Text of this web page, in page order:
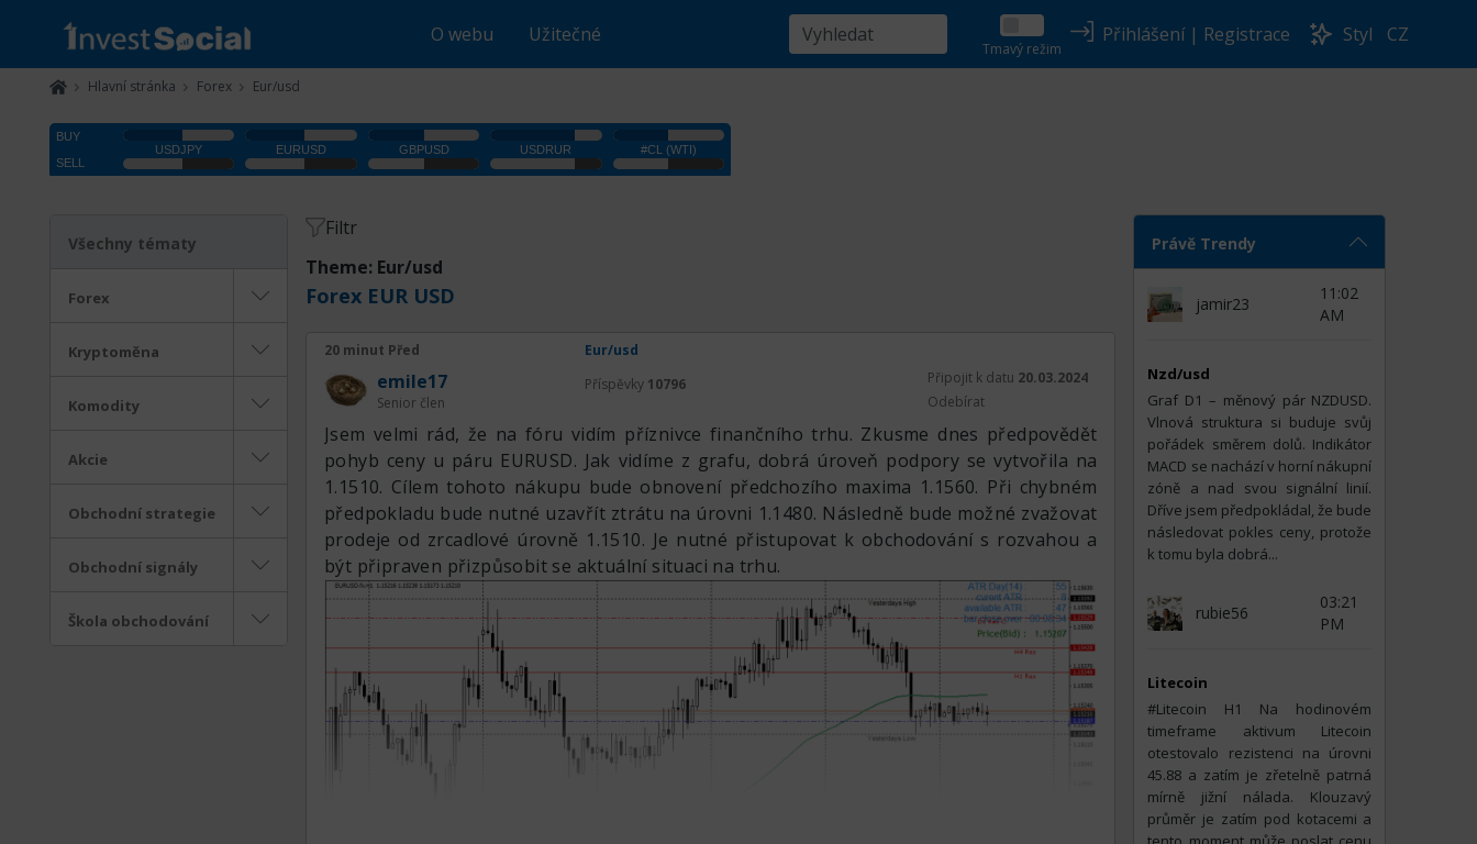
O webu Užitečné
Tmavý režim
Přihlášení| Registrace Styl CZ
Hlavní stránka Forex Eur/usd
Všechny tématy
Forex
Kryptoměna
Komodity
Akcie
Obchodní strategie
Obchodní signály
Škola obchodování
Filtr
Theme: Eur/usd
Forex EUR USD
20 minut Před Eur/usd
emile17
Senior člen
Příspěvky 10796 Připojit k datu 20.03.2024
Odebírat
Jsem velmi rád, že na fóru vidím příznivce finančního trhu. Zkusme dnes předpovědět
pohyb ceny u páru EURUSD. Jak vidíme z grafu, dobrá úroveň podpory se vytvořila na
1.1510. Cílem tohoto nákupu bude obnovení předchozího maxima 1.1560. Při chybném
předpokladu bude nutné uzavřít ztrátu na úrovni 1.1480. Následně bude možné zvažovat
prodeje od zrcadlové úrovně 1.1510. Je nutné přistupovat k obchodování s rozvahou a
být připraven přizpůsobit se aktuální situaci na trhu.
Právě Trendy
jamir23
11:02
AM
Nzd/usd
Graf D1 – měnový pár NZDUSD.
Vlnová struktura si buduje svůj
pořádek směrem dolů. Indikátor
MACD se nachází v horní nákupní
zóně a nad svou signální linií.
Dříve jsem předpokládal, že bude
následovat pokles ceny, protože
k tomu byla dobrá...
rubie56
03:21
PM
Litecoin
#Litecoin Н1 Na hodinovém
timeframe aktivum Litecoin
otestovalo rezistenci na úrovni
45.88 a zatím je zřetelně patrná
mírně jižní nálada. Klouzavý
průměr je zatím pod kotacemi a